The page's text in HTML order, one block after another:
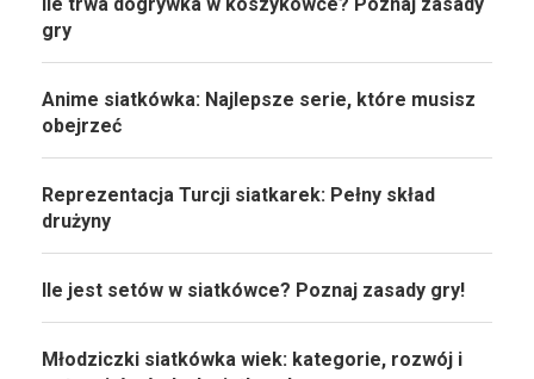
Ile trwa dogrywka w koszykówce? Poznaj zasady
gry
Anime siatkówka: Najlepsze serie, które musisz
obejrzeć
Reprezentacja Turcji siatkarek: Pełny skład
drużyny
Ile jest setów w siatkówce? Poznaj zasady gry!
Młodziczki siatkówka wiek: kategorie, rozwój i